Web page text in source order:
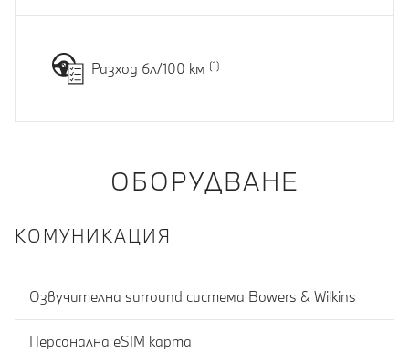
Разход 6л/100 км
ОБОРУДВАНЕ
КОМУНИКАЦИЯ
Озвучителна surround система Bowers & Wilkins
Персонална eSIM карта